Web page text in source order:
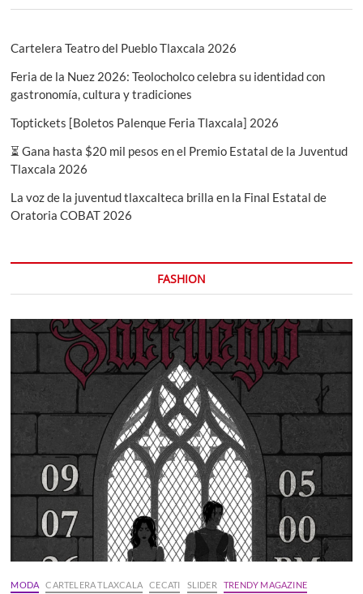
Cartelera Teatro del Pueblo Tlaxcala 2026
Feria de la Nuez 2026: Teolocholco celebra su identidad con
gastronomía, cultura y tradiciones
Toptickets [Boletos Palenque Feria Tlaxcala] 2026
⏳ Gana hasta $20 mil pesos en el Premio Estatal de la Juventud
Tlaxcala 2026
La voz de la juventud tlaxcalteca brilla en la Final Estatal de
Oratoria COBAT 2026
FASHION
MODA CARTELERA TLAXCALA CECATI SLIDER TRENDY MAGAZINE